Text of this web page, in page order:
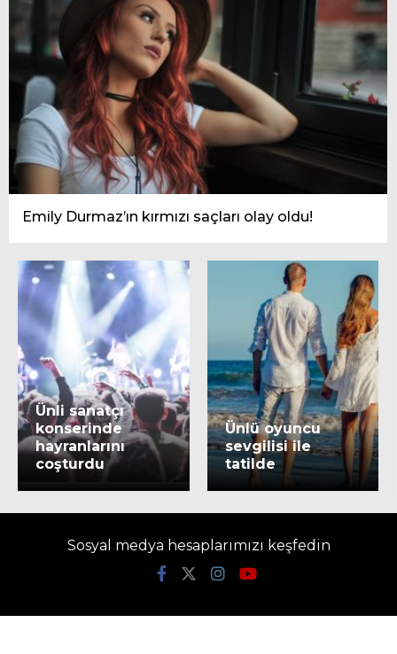
Emily Durmaz’ın kırmızı saçları olay oldu!
Ünli sanatçı
konserinde
hayranlarını
coşturdu
Ünlü oyuncu
sevgilisi ile
tatilde
Sosyal medya hesaplarımızı keşfedin